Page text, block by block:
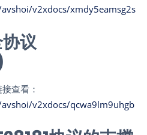
v2xdocs/xmdy5eamsg2s
议
查看：
v2xdocs/qcwa9lm9uhgb